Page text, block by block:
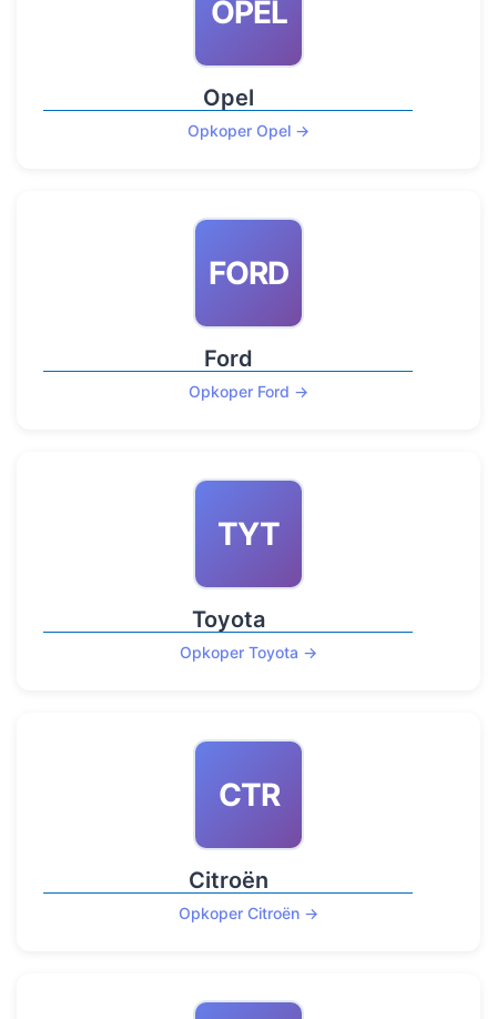
OPEL
Opel
Opkoper Opel →
FORD
Ford
Opkoper Ford →
TYT
Toyota
Opkoper Toyota →
CTR
Citroën
Opkoper Citroën →